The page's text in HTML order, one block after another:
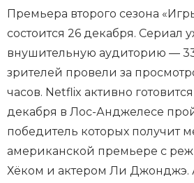
Премьера второго сезона
состоится 26 декабря. Сериал
внушительную аудиторию —
зрителей провели за
часов. Netflix активно
декабря в Лос-Анджелесе
победитель которых получит
американской премьере с
Хёком и актером Ли Джонджэ.